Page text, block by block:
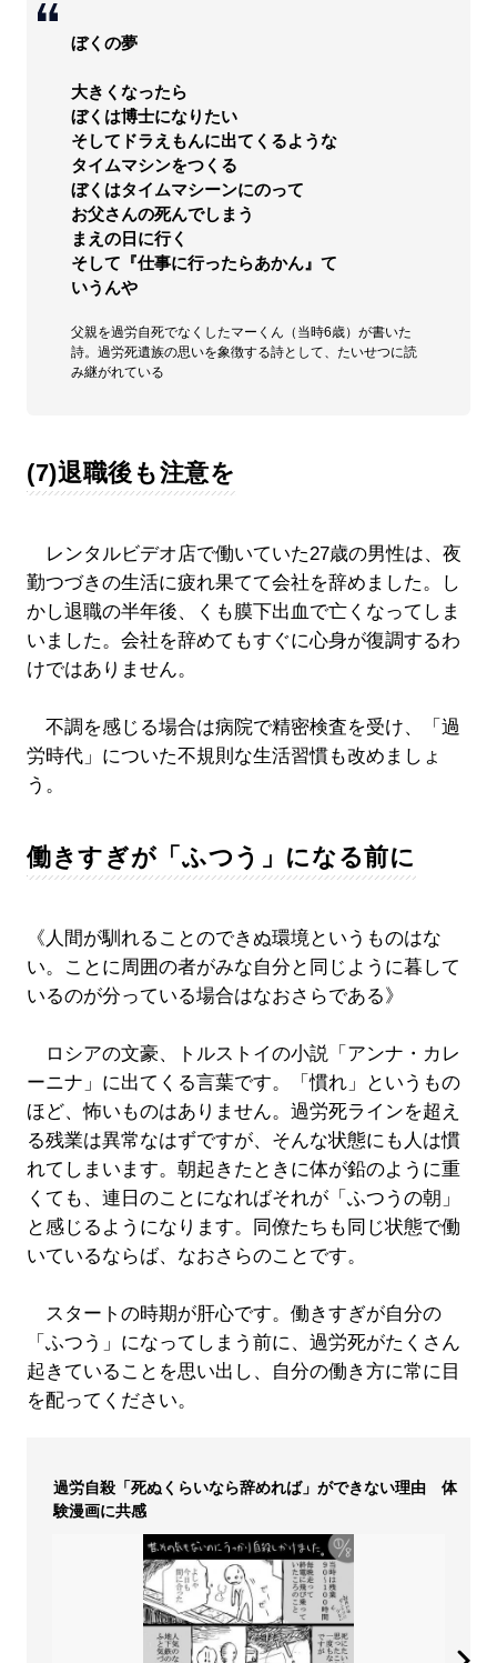
ぼくの夢
大きくなったら
ぼくは博士になりたい
そしてドラえもんに出てくるような
タイムマシンをつくる
ぼくはタイムマシーンにのって
お父さんの死んでしまう
まえの日に行く
そして『仕事に行ったらあかん』て
いうんや
父親を過労自死でなくしたマーくん（当時6歳）が書いた
詩。過労死遺族の思いを象徴する詩として、たいせつに読
み継がれている
(7)退職後も注意を
レンタルビデオ店で働いていた27歳の男性は、夜
勤つづきの生活に疲れ果てて会社を辞めました。し
かし退職の半年後、くも膜下出血で亡くなってしま
いました。会社を辞めてもすぐに心身が復調するわ
けではありません。
不調を感じる場合は病院で精密検査を受け、「過
労時代」についた不規則な生活習慣も改めましょ
う。
働きすぎが「ふつう」になる前に
《人間が馴れることのできぬ環境というものはな
い。ことに周囲の者がみな自分と同じように暮して
いるのが分っている場合はなおさらである》
ロシアの文豪、トルストイの小説「アンナ・カレ
ーニナ」に出てくる言葉です。「慣れ」というもの
ほど、怖いものはありません。過労死ラインを超え
る残業は異常なはずですが、そんな状態にも人は慣
れてしまいます。朝起きたときに体が鉛のように重
くても、連日のことになればそれが「ふつうの朝」
と感じるようになります。同僚たちも同じ状態で働
いているならば、なおさらのことです。
スタートの時期が肝心です。働きすぎが自分の
「ふつう」になってしまう前に、過労死がたくさん
起きていることを思い出し、自分の働き方に常に目
を配ってください。
過労自殺「死ぬくらいなら辞めれば」ができない理由 体
験漫画に共感